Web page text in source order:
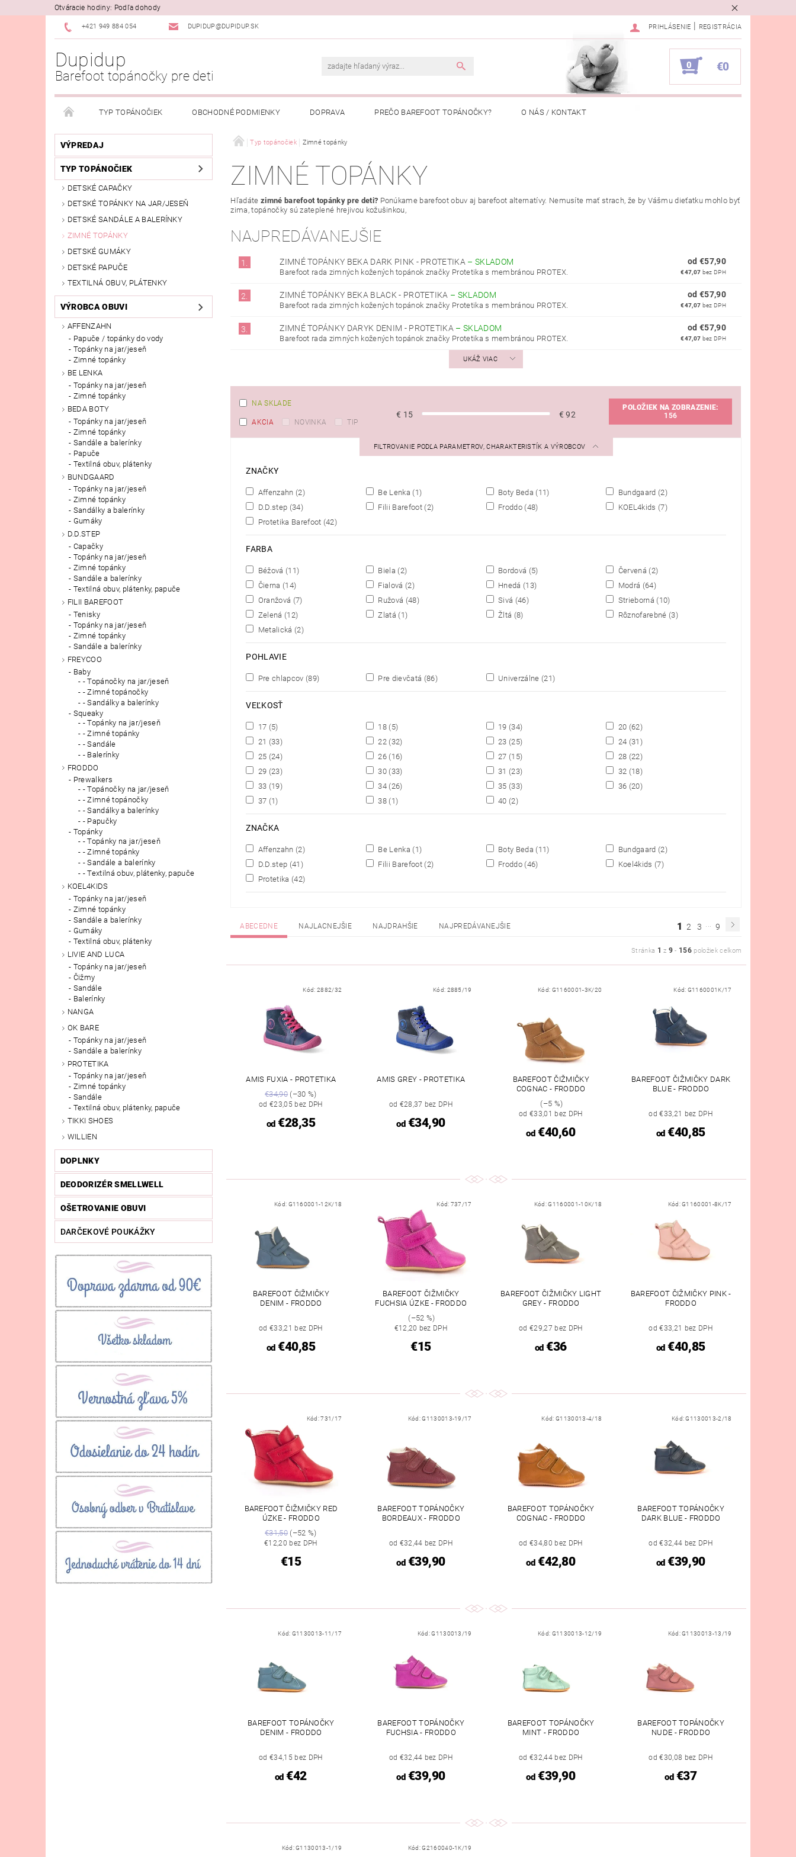
Otváracie hodiny: Podľa dohody
+421 949 884 054 DUPIDUP@DUPIDUP.SK PRIHLÁSENIE REGISTRÁCIA
Dupidup
Barefoot topánočky pre deti
0 €0
TYP TOPÁNOČIEK OBCHODNÉ PODMIENKY DOPRAVA PREČO BAREFOOT TOPÁNOČKY? O NÁS / KONTAKT
PODMIENKY OSOBNÝCH ÚDAJOV REKLAMAČNÝ PORIADOK PREČO NAKUPOVAŤ U NÁS?
VÝPREDAJ
TYP TOPÁNOČIEK
DETSKÉ CAPAČKY
DETSKÉ TOPÁNKY NA JAR/JESEŇ
DETSKÉ SANDÁLE A BALERÍNKY
ZIMNÉ TOPÁNKY
DETSKÉ GUMÁKY
DETSKÉ PAPUČE
TEXTILNÁ OBUV, PLÁTENKY
VÝROBCA OBUVI
AFFENZAHN
Papuče / topánky do vody
Topánky na jar/jeseň
Zimné topánky
BE LENKA
Topánky na jar/jeseň
Zimné topánky
BEDA BOTY
Topánky na jar/jeseň
Zimné topánky
Sandále a balerínky
Papuče
Textilná obuv, plátenky
BUNDGAARD
Topánky na jar/jeseň
Zimné topánky
Sandálky a balerínky
Gumáky
D.D.STEP
Capačky
Topánky na jar/jeseň
Zimné topánky
Sandále a balerínky
Textilná obuv, plátenky, papuče
FILII BAREFOOT
Tenisky
Topánky na jar/jeseň
Zimné topánky
Sandále a balerínky
FREYCOO
Baby
- Topánočky na jar/jeseň
- Zimné topánočky
- Sandálky a balerínky
Squeaky
- Topánky na jar/jeseň
- Zimné topánky
- Sandále
- Balerínky
FRODDO
Prewalkers
- Topánočky na jar/jeseň
- Zimné topánočky
- Sandálky a balerínky
- Papučky
Topánky
- Topánky na jar/jeseň
- Zimné topánky
- Sandále a balerínky
- Textilná obuv, plátenky, papuče
KOEL4KIDS
Topánky na jar/jeseň
Zimné topánky
Sandále a balerínky
Gumáky
Textilná obuv, plátenky
LIVIE AND LUCA
Topánky na jar/jeseň
Čižmy
Sandále
Balerínky
NANGA
OK BARE
Topánky na jar/jeseň
Sandále a balerínky
PROTETIKA
Topánky na jar/jeseň
Zimné topánky
Sandále
Textilná obuv, plátenky, papuče
TIKKI SHOES
WILLIEN
DOPLNKY
DEODORIZÉR SMELLWELL
OŠETROVANIE OBUVI
DARČEKOVÉ POUKÁŽKY
Typ topánočiek Zimné topánky
ZIMNÉ TOPÁNKY
Hľadáte zimné barefoot topánky pre deti? Ponúkame barefoot obuv aj barefoot alternatívy. Nemusíte mať strach, že by Vášmu dieťatku mohlo byť
zima, topánočky sú zateplené hrejivou kožušinkou,
NAJPREDÁVANEJŠIE
1. ZIMNÉ TOPÁNKY BEKA DARK PINK - PROTETIKA – SKLADOM
Barefoot rada zimných kožených topánok značky Protetika s membránou PROTEX.
od €57,90
€47,07 bez DPH
2. ZIMNÉ TOPÁNKY BEKA BLACK - PROTETIKA – SKLADOM
Barefoot rada zimných kožených topánok značky Protetika s membránou PROTEX.
od €57,90
€47,07 bez DPH
3. ZIMNÉ TOPÁNKY DARYK DENIM - PROTETIKA –SKLADOM
Barefoot rada zimných kožených topánok značky Protetika s membránou PROTEX.
od €57,90
€47,07 bez DPH
UKÁŽ VIAC
NA SKLADE
AKCIA NOVINKA TIP
€ 15 €92
POLOŽIEK NA ZOBRAZENIE:
156
FILTROVANIE PODĽA PARAMETROV, CHARAKTERISTÍK A VÝROBCOV
ZNAČKY
Affenzahn (2) Be Lenka (1) Boty Beda (11) Bundgaard (2)
D.D.step (34) Filii Barefoot (2) Froddo (48) KOEL4kids (7)
Protetika Barefoot (42)
FARBA
Béžová (11) Biela (2) Bordová (5) Červená (2)
Čierna (14) Fialová (2) Hnedá (13) Modrá (64)
Oranžová (7) Ružová (48) Sivá (46) Strieborná (10)
Zelená (12) Zlatá (1) Žltá (8) Rôznofarebné (3)
Metalická (2)
POHLAVIE
Pre chlapcov (89) Pre dievčatá (86) Univerzálne (21)
VEĽKOSŤ
17 (5) 18 (5) 19 (34) 20 (62)
21 (33) 22 (32) 23 (25) 24 (31)
25 (24) 26 (16) 27 (15) 28 (22)
29 (23) 30 (33) 31 (23) 32 (18)
33 (19) 34 (26) 35 (33) 36 (20)
37 (1) 38 (1) 40 (2)
ZNAČKA
Affenzahn (2) Be Lenka (1) Boty Beda (11) Bundgaard (2)
D.D.step (41) Filii Barefoot (2) Froddo (46) Koel4kids (7)
Protetika (42)
ABECEDNE NAJLACNEJŠIE NAJDRAHŠIE NAJPREDÁVANEJŠIE 1 2 3 9
Stránka 1 z 9 - 156 položiek celkom
Kód:2882/32
AMIS FUXIA - PROTETIKA
€34,90 (–30 %)
od €23,05 bez DPH
od€28,35
Kód: 2885/19
AMIS GREY - PROTETIKA
od €28,37 bez DPH
od€34,90
Kód: G1160001-3K/20
BAREFOOT ČIŽMIČKY
COGNAC - FRODDO
(–5 %)
od €33,01 bez DPH
od€40,60
Kód: G1160001K/17
BAREFOOT ČIŽMIČKY DARK
BLUE - FRODDO
od €33,21 bez DPH
od€40,85
Kód: G1160001-12K/18
BAREFOOT ČIŽMIČKY
DENIM - FRODDO
od €33,21 bez DPH
od€40,85
Kód: 737/17
BAREFOOT ČIŽMIČKY
FUCHSIA ÚZKE - FRODDO
(–52 %)
€12,20 bez DPH
€15
Kód:G1160001-10K/18
BAREFOOT ČIŽMIČKY LIGHT
GREY - FRODDO
od €29,27 bez DPH
od€36
Kód:G1160001-8K/17
BAREFOOT ČIŽMIČKY PINK -
FRODDO
od €33,21 bez DPH
od€40,85
Kód:731/17
BAREFOOT ČIŽMIČKY RED
ÚZKE - FRODDO
€31,50 (–52 %)
€12,20 bez DPH
€15
Kód:G1130013-19/17
BAREFOOT TOPÁNOČKY
BORDEAUX - FRODDO
od €32,44 bez DPH
od€39,90
Kód:G1130013-4/18
BAREFOOT TOPÁNOČKY
COGNAC - FRODDO
od €34,80 bez DPH
od€42,80
Kód:G1130013-2/18
BAREFOOT TOPÁNOČKY
DARK BLUE - FRODDO
od €32,44 bez DPH
od€39,90
Kód: G1130013-11/17
BAREFOOT TOPÁNOČKY
DENIM - FRODDO
od €34,15 bez DPH
od€42
Kód:G1130013/19
BAREFOOT TOPÁNOČKY
FUCHSIA - FRODDO
od €32,44 bez DPH
od€39,90
Kód: G1130013-12/19
BAREFOOT TOPÁNOČKY
MINT - FRODDO
od €32,44 bez DPH
od€39,90
Kód:G1130013-13/19
BAREFOOT TOPÁNOČKY
NUDE - FRODDO
od €30,08 bez DPH
od€37
Kód:G1130013-1/19 Kód:G2160040-1K/19